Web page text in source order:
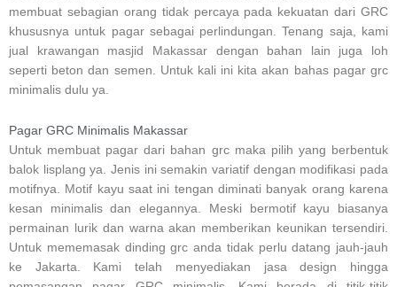
membuat sebagian orang tidak percaya pada kekuatan dari GRC
khususnya untuk pagar sebagai perlindungan. Tenang saja, kami
jual krawangan masjid Makassar dengan bahan lain juga loh
seperti beton dan semen. Untuk kali ini kita akan bahas pagar grc
minimalis dulu ya.
Pagar GRC Minimalis Makassar
Untuk membuat pagar dari bahan grc maka pilih yang berbentuk
balok lisplang ya. Jenis ini semakin variatif dengan modifikasi pada
motifnya. Motif kayu saat ini tengan diminati banyak orang karena
kesan minimalis dan elegannya. Meski bermotif kayu biasanya
permainan lurik dan warna akan memberikan keunikan tersendiri.
Untuk mememasak dinding grc anda tidak perlu datang jauh-jauh
ke Jakarta. Kami telah menyediakan jasa design hingga